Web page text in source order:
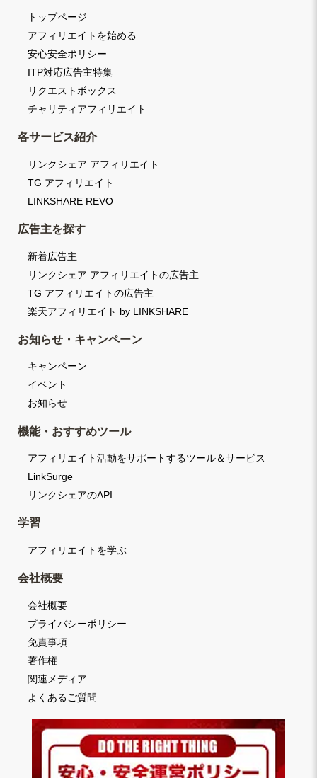
トップページ
アフィリエイトを始める
安心安全ポリシー
ITP対応広告主特集
リクエストボックス
チャリティアフィリエイト
各サービス紹介
リンクシェア アフィリエイト
TG アフィリエイト
LINKSHARE REVO
広告主を探す
新着広告主
リンクシェア アフィリエイトの広告主
TG アフィリエイトの広告主
楽天アフィリエイト by LINKSHARE
お知らせ・キャンペーン
キャンペーン
イベント
お知らせ
機能・おすすめツール
アフィリエイト活動をサポートするツール＆サービス
LinkSurge
リンクシェアのAPI
学習
アフィリエイトを学ぶ
会社概要
会社概要
プライバシーポリシー
免責事項
著作権
関連メディア
よくあるご質問